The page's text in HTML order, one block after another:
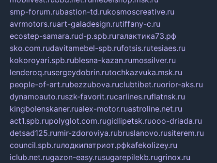
smp-forum.rubastion-td.rukosmoscreative.ru
avrmotors.ruart-galadesign.rutiffany-c.ru
ecostep-samara.rud-p.spb.ruгалактика73.рф
sko.com.rudavitamebel-spb.rufotsis.rutesiaes.ru
kokoroyari.spb.rublesna-kazan.rumossilver.ru
lenderoq.rusergeydobrin.rutochkazvuka.msk.ru
people-of-art.rubezzubova.ruclubtibet.ruorior-aks.ru
dynamoauto.ruszk-favorit.rucarlines.ruflatnsk.ru
kingbolenskaner.rualex-motor.ruastroline.net.ru
act1.spb.rupolyglot.com.rugidlipetsk.ruooo-driada.ru
detsad125.rumir-zdoroviya.rubruslanovo.rusiterem.ru
council.spb.ruлодкипатриот.рфkafekolizey.ru
iclub.net.rugazon-easy.rusugarepilekb.rugrinox.ru